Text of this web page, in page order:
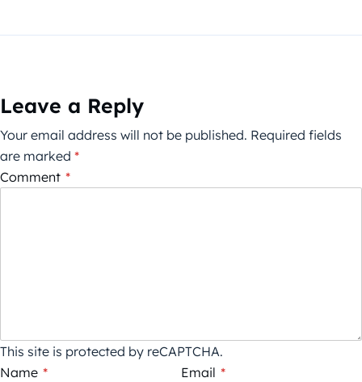
Leave a Reply
Your email address will not be published. Required fields
are marked *
Comment *
This site is protected by reCAPTCHA.
Name * Email *